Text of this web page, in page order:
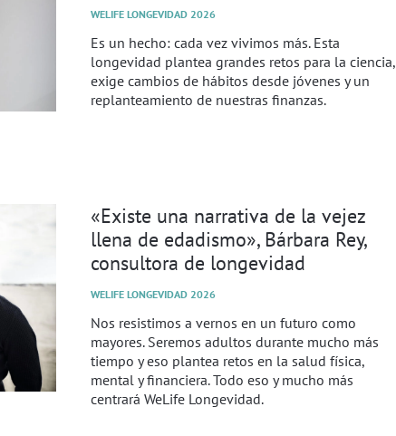
WELIFE LONGEVIDAD 2026
Es un hecho: cada vez vivimos más. Esta
longevidad plantea grandes retos para la ciencia,
exige cambios de hábitos desde jóvenes y un
replanteamiento de nuestras finanzas.
«Existe una narrativa de la vejez
llena de edadismo», Bárbara Rey,
consultora de longevidad
WELIFE LONGEVIDAD 2026
Nos resistimos a vernos en un futuro como
mayores. Seremos adultos durante mucho más
tiempo y eso plantea retos en la salud física,
mental y financiera. Todo eso y mucho más
centrará WeLife Longevidad.